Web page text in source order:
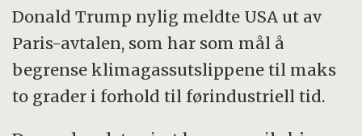
Donald Trump nylig meldte USA ut av
Paris-avtalen, som har som mål å
begrense klimagassutslippene til maks
to grader i forhold til førindustriell tid.